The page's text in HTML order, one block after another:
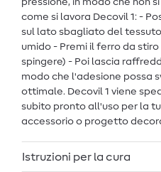
pressione, in modo che non
come si lavora Decovil 1: -
sul lato sbagliato del
umido - Premi il ferro da
spingere) - Poi lascia
modo che l'adesione possa
ottimale. Decovil 1 viene
subito pronto all'uso per la
accessorio o progetto
Istruzioni per la cura